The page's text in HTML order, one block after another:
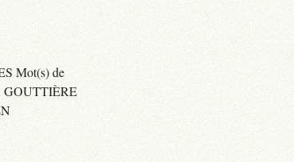
Mot(s) de
GOUTTIÈRE